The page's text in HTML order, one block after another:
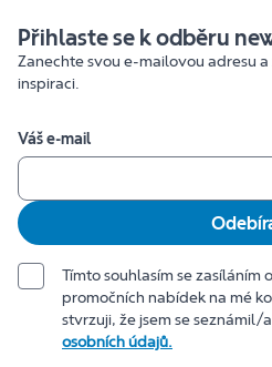
Přihlaste se k odběru
Zanechte svou e-mailovou adresu
inspiraci.
Váš e-mail
Tímto souhlasím se zasíláním
promočních nabídek na mé
stvrzuji, že jsem se seznámil/
osobních údajů.